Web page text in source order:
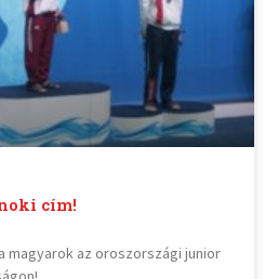
cím!
magyarok az oroszországi junior